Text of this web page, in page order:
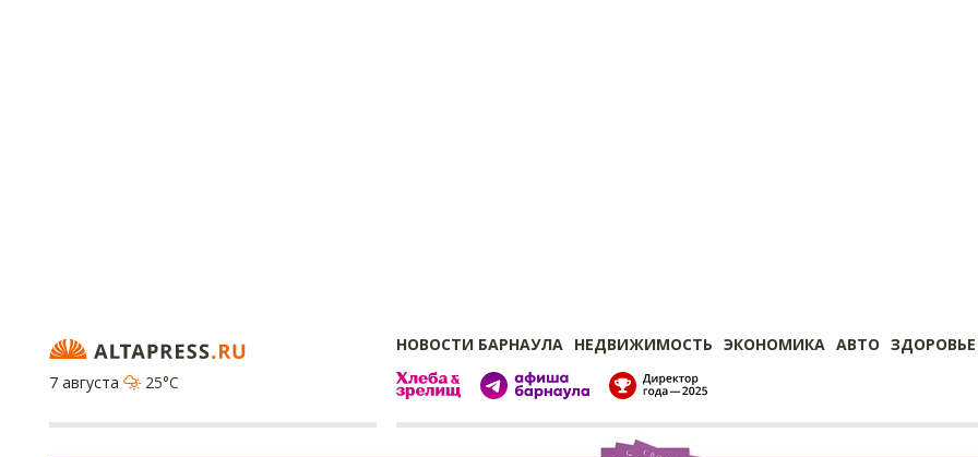
НОВОСТИ БАРНАУЛА НЕДВИЖИМОСТЬ ЭКОНОМИКА АВТО ЗДОРОВЬЕ
7 августа
25°C